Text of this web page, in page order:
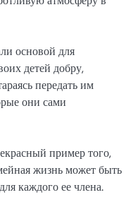
основой для
детей добру,
передать им
они сами
пример того,
жизнь может быть
каждого ее члена.